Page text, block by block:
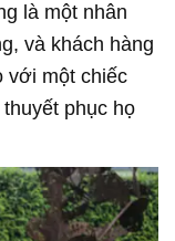
là một nhân
và khách hàng
với một chiếc
phục họ